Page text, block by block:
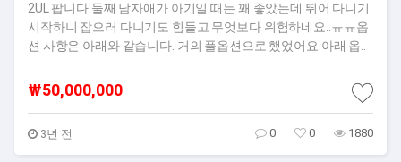
2UL 팝니다.둘째 남자애가 아기일 때는 꽤 좋았는데 뛰어 다니기
시작하니 잡으러 다니기도 힘들고 무엇보다 위험하네요..ㅠㅠ옵
션 사항은 아래와 같습니다. 거의 풀옵션으로 했었어요.아래 옵..
₩50,000,000
3년 전 0 0 1880